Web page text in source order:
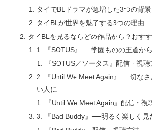
タイでBLドラマが急増した3つの背
タイBLが世界を魅了する3つの理由
タイBLを見るならどの作品から？おす
1. 『SOTUS』──学園ものの王道か
『SOTUS／ソータス』配信・視聴
2. 『Until We Meet Again』──切なさ
い人に
『Until We Meet Again』配信・視
3. 『Bad Buddy』──明るく楽しく見